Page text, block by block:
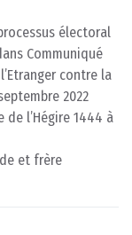
électoral
Communiqué
contre la
2022
de l’Hégire 1444 à
et frère